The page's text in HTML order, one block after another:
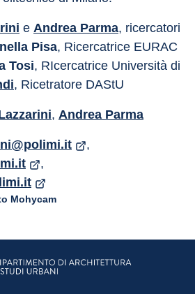
e Andrea Parma, ricercatori
Pisa, Ricercatrice EURAC
Tosi, RIcercatrice Università di
, Ricetratore DAStU
, Andrea Parma
,
,
Mohycam